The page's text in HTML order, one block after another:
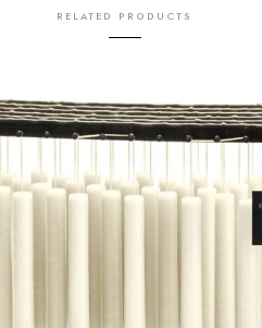
RELATED PRODUCTS